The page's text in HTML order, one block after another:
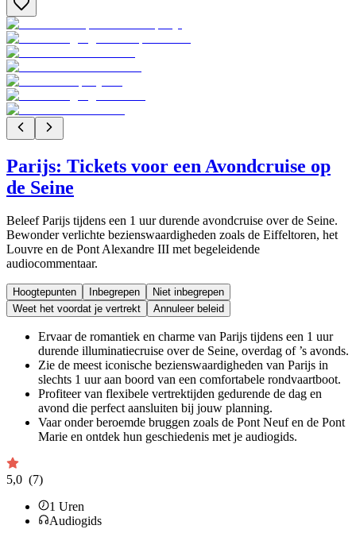
Parijs: Tickets voor een Avondcruise op
de Seine
Beleef Parijs tijdens een 1 uur durende avondcruise over de Seine.
Bewonder verlichte bezienswaardigheden zoals de Eiffeltoren, het
Louvre en de Pont Alexandre III met begeleidende
audiocommentaar.
Hoogtepunten Inbegrepen
Niet inbegrepen
Weet het voordat je vertrekt
Annuleer beleid
Ervaar de romantiek en charme van Parijs tijdens een 1 uur
durende illuminatiecruise over de Seine, overdag of ’s avonds.
Zie de meest iconische bezienswaardigheden van Parijs in
slechts 1 uur aan boord van een comfortabele rondvaartboot.
Profiteer van flexibele vertrektijden gedurende de dag en
avond die perfect aansluiten bij jouw planning.
Vaar onder beroemde bruggen zoals de Pont Neuf en de Pont
Marie en ontdek hun geschiedenis met je audiogids.
5,0 (7)
1 Uren
Audiogids